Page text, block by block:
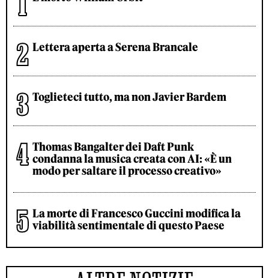
Lettera aperta a Serena Brancale
Toglieteci tutto, ma non Javier Bardem
Thomas Bangalter dei Daft Punk
condanna la musica creata con AI: «È un
modo per saltare il processo creativo»
La morte di Francesco Guccini modifica la
viabilità sentimentale di questo Paese